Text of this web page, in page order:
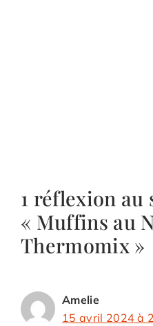
1 réflexion au
« Muffins au
Thermomix »
Amelie
15 avril 2024 à